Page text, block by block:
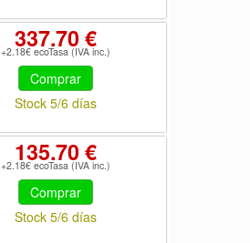
337.70 €
+2.18€ ecoTasa (IVA inc.)
Comprar
Stock 5/6 días
135.70 €
+2.18€ ecoTasa (IVA inc.)
Comprar
Stock 5/6 días